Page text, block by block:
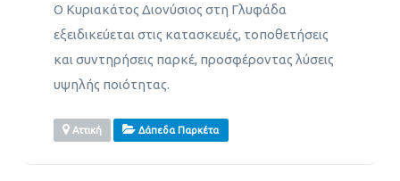
Ο Κυριακάτος Διονύσιος στη Γλυφάδα
εξειδικεύεται στις κατασκευές, τοποθετήσεις
και συντηρήσεις παρκέ, προσφέροντας λύσεις
υψηλής ποιότητας.
Αττική Δάπεδα Παρκέτα